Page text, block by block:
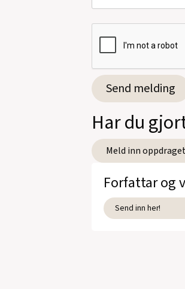
Har du
Meld inn
Forfattar og
Send inn her!